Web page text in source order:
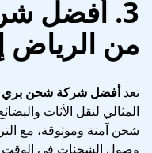
3. أفضل
من الرياض
تعدأفضل شركة شحن بري
المثالي لنقل الأثاث
شحن آمنة وموثوقة، مع
وصول الشحنات في الوقت